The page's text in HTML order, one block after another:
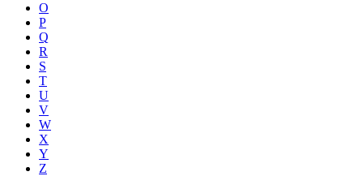
O
P
Q
R
S
T
U
V
W
X
Y
Z